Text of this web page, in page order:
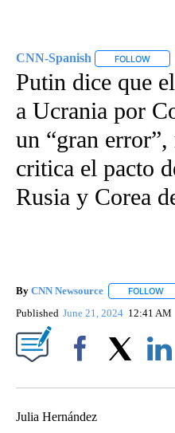
CNN-Spanish FOLLOW
Putin dice que
a Ucrania por
un “gran
critica el pacto
Rusia y Corea
By CNN Newsource FOLLOW
Published June 21, 2024 12:41 AM
Julia Hernández